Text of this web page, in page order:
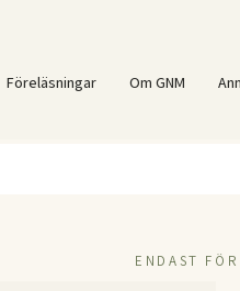
Föreläsningar Om GNM
ENDAST